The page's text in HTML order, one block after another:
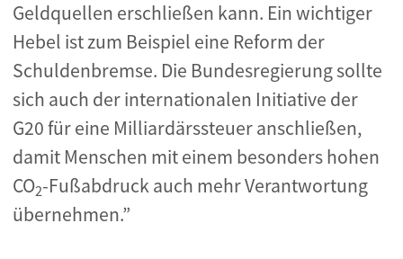
Geldquellen erschließen kann. Ein wichtiger
Hebel ist zum Beispiel eine Reform der
Schuldenbremse. Die Bundesregierung sollte
sich auch der internationalen Initiative der
G20 für eine Milliardärssteuer anschließen,
damit Menschen mit einem besonders hohen
CO2-Fußabdruck auch mehr Verantwortung
übernehmen.”